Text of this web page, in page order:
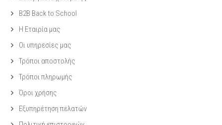
B2B Back to School
Η Eταιρία μας
Οι υπηρεσίες μας
Τρόποι αποστολής
Τρόποι πληρωμής
Όροι χρήσης
Εξυπηρέτηση πελατών